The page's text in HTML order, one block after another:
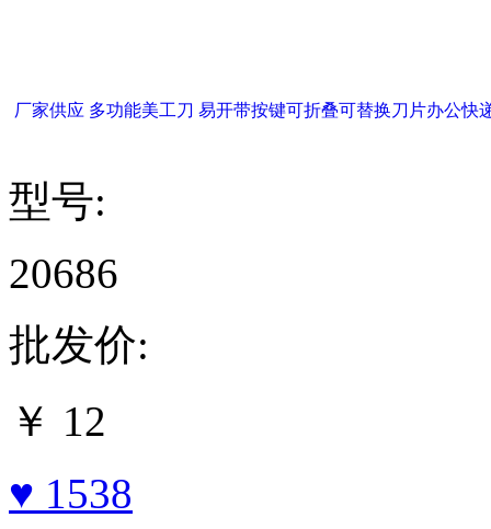
厂家供应 多功能美工刀 易开带按键可折叠可替换刀片办公快
型号:
20686
批发价:
￥ 12
♥ 1538